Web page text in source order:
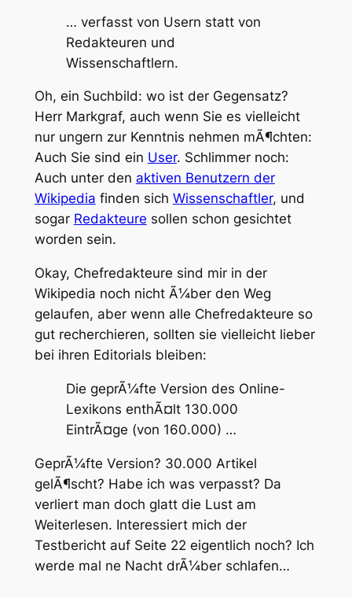
… verfasst von Usern statt von
Redakteuren und
Wissenschaftlern.
Oh, ein Suchbild: wo ist der Gegensatz?
Herr Markgraf, auch wenn Sie es vielleicht
nur ungern zur Kenntnis nehmen mÃ¶chten:
Auch Sie sind ein User. Schlimmer noch:
Auch unter den aktiven Benutzern der
Wikipedia finden sich Wissenschaftler, und
sogar Redakteure sollen schon gesichtet
worden sein.
Okay, Chefredakteure sind mir in der
Wikipedia noch nicht Ã¼ber den Weg
gelaufen, aber wenn alle Chefredakteure so
gut recherchieren, sollten sie vielleicht lieber
bei ihren Editorials bleiben:
Die geprÃ¼fte Version des Online-
Lexikons enthÃ¤lt 130.000
EintrÃ¤ge (von 160.000) …
GeprÃ¼fte Version? 30.000 Artikel
gelÃ¶scht? Habe ich was verpasst? Da
verliert man doch glatt die Lust am
Weiterlesen. Interessiert mich der
Testbericht auf Seite 22 eigentlich noch? Ich
werde mal ne Nacht drÃ¼ber schlafen…